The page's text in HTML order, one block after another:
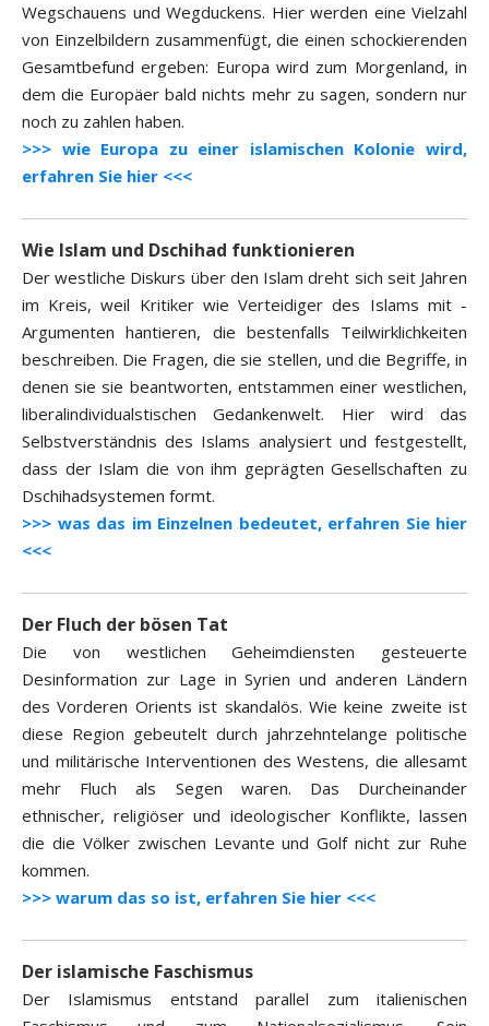
Wegschauens und Wegduckens. Hier werden eine Vielzahl
von Einzelbildern zusammenfügt, die einen schockierenden
Gesamtbefund ergeben: Europa wird zum Morgenland, in
dem die Europäer bald nichts mehr zu sagen, sondern nur
noch zu zahlen haben.
>>> wie Europa zu einer islamischen Kolonie wird,
erfahren Sie hier <<<
Wie Islam und Dschihad funktionieren
Der westliche Diskurs über den Islam dreht sich seit Jahren
im Kreis, weil Kritiker wie Verteidiger des Islams mit ­
Argumenten hantieren, die bestenfalls Teilwirklichkeiten
beschreiben. Die Fragen, die sie stellen, und die Begriffe, in
denen sie sie beantworten, entstammen einer westlichen,
liberalindividualstischen Gedankenwelt. Hier wird das
Selbstverständnis des Islams analysiert und festgestellt,
dass der Islam die von ihm geprägten Gesellschaften zu
Dschihadsystemen formt.
>>> was das im Einzelnen bedeutet, erfahren Sie hier
<<<
Der Fluch der bösen Tat
Die von westlichen Geheimdiensten gesteuerte
Desinformation zur Lage in Syrien und anderen Ländern
des Vorderen Orients ist skandalös. Wie keine zweite ist
diese Region gebeutelt durch jahrzehntelange politische
und militärische Interventionen des Westens, die allesamt
mehr Fluch als Segen waren. Das Durcheinander
ethnischer, religiöser und ideologischer Konflikte, lassen
die die Völker zwischen Levante und Golf nicht zur Ruhe
kommen.
>>> warum das so ist, erfahren Sie hier <<<
Der islamische Faschismus
Der Islamismus entstand parallel zum italienischen